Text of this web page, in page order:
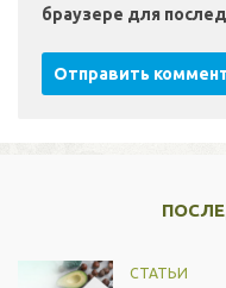
браузере для
СТАТЬИ